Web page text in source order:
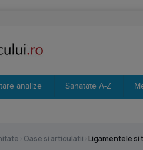
analize Sanatate A-Z
Oase si articulatii Ligamentele si